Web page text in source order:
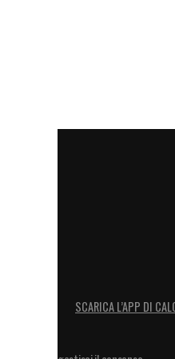
SCARICA L’APP DI